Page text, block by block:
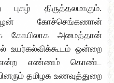
புகழ் திருத்தலமாகும்.
கோச்செங்கணான்
கோயிலாக அமைத்தான்
உயர்கல்விக்கூடம் ஒன்றை
என்ற எண்ணம் கொண்ட
தமிழக உணவுத்துறை